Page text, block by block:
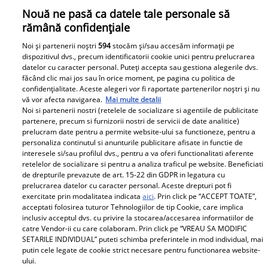
Poftiți pe la noi: Poftiți la
întrecere. Mirela Vaida și
Adriana Trandafir, în centrul
atenției după provocarea lui Nea
Mărin
Nouă ne pasă ca datele tale personale să
rămână confidențiale
Noi și partenerii noștri594stocăm și/sau accesăm informații pe
dispozitivul dvs., precum identificatorii cookie unici pentru prelucrarea
datelor cu caracter personal. Puteți accepta sau gestiona alegerile dvs.
făcând clic mai jos sau în orice moment, pe pagina cu politica de
confidențialitate. Aceste alegeri vor fi raportate partenerilor noștri și nu
vă vor afecta navigarea. Mai multe detalii
Noi si partenerii nostri (retelele de socializare si agentiile de publicitate
partenere, precum si furnizorii nostri de servicii de date analitice)
prelucram date pentru a permite website-ului sa functioneze, pentru a
personaliza continutul si anunturile publicitare afisate in functie de
interesele si/sau profilul dvs., pentru a va oferi functionalitati aferente
retelelor de socializare si pentru a analiza traficul pe website. Beneficiati
de drepturile prevazute de art. 15-22 din GDPR in legatura cu
prelucrarea datelor cu caracter personal. Aceste drepturi pot fi
exercitate prin modalitatea indicataaici. Prin click pe “ACCEPT TOATE”,
acceptati folosirea tuturor Tehnologiilor de tip Cookie, care implica
inclusiv acceptul dvs. cu privire la stocarea/accesarea informatiilor de
catre Vendor-ii cu care colaboram. Prin click pe “VREAU SA MODIFIC
SETARILE INDIVIDUAL” puteti schimba preferintele in mod individual, mai
putin cele legate de cookie strict necesare pentru functionarea website-
ului.